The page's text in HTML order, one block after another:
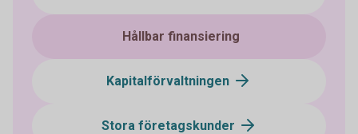
Hållbar finansiering
Kapitalförvaltningen
Stora företagskunder